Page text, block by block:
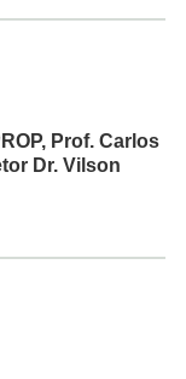
Prof. Carlos
Dr. Vilson